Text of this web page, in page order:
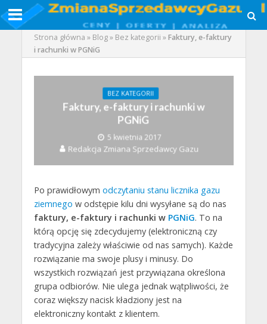
Strona główna » Blog» Bez kategorii »Faktury, e-faktury
i rachunki w PGNiG
BEZ KATEGORII
Faktury, e-faktury i rachunki w
PGNiG
5 kwietnia 2017
Redakcja Zmiana Sprzedawcy Gazu
Po prawidłowym odczytaniu stanu licznika gazu
ziemnego w odstępie kilu dni wysyłane są do nas
faktury, e-faktury i rachunki w PGNiG. To na
którą opcję się zdecydujemy (elektroniczną czy
tradycyjna zależy właściwie od nas samych). Każde
rozwiązanie ma swoje plusy i minusy. Do
wszystkich rozwiązań jest przywiązana określona
grupa odbiorów. Nie ulega jednak wątpliwości, że
coraz większy nacisk kładziony jest na
elektroniczny kontakt z klientem.